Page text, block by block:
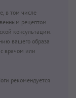
в том числе
рецептом
консультации.
вашего образа
врачом или
рекомендуется